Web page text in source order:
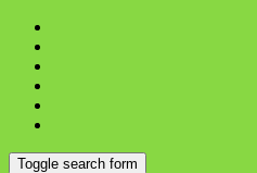
Toggle search form